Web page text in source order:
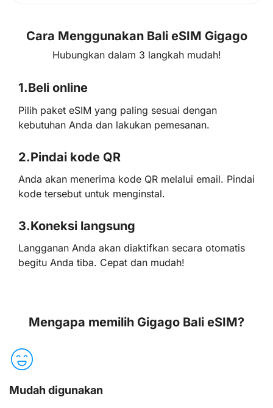
Cara Menggunakan Bali eSIM Gigago
Hubungkan dalam 3 langkah mudah!
1.Beli online
Pilih paket eSIM yang paling sesuai dengan
kebutuhan Anda dan lakukan pemesanan.
2.Pindai kode QR
Anda akan menerima kode QR melalui email. Pindai
kode tersebut untuk menginstal.
3.Koneksi langsung
Langganan Anda akan diaktifkan secara otomatis
begitu Anda tiba. Cepat dan mudah!
Mengapa memilih Gigago Bali eSIM?
Mudah digunakan